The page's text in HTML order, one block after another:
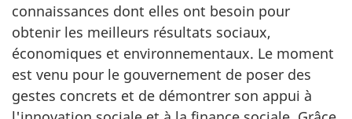
connaissances dont elles ont besoin pour
obtenir les meilleurs résultats sociaux,
économiques et environnementaux. Le moment
est venu pour le gouvernement de poser des
gestes concrets et de démontrer son appui à